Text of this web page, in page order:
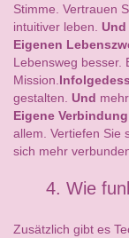
Stimme. Vertrauen
intuitiver leben. Und
Eigenen
Lebensweg besser.
Mission.
gestalten. Und
Eigene
allem. Vertiefen Sie
sich mehr
4. Wie
Zusätzlich gibt es